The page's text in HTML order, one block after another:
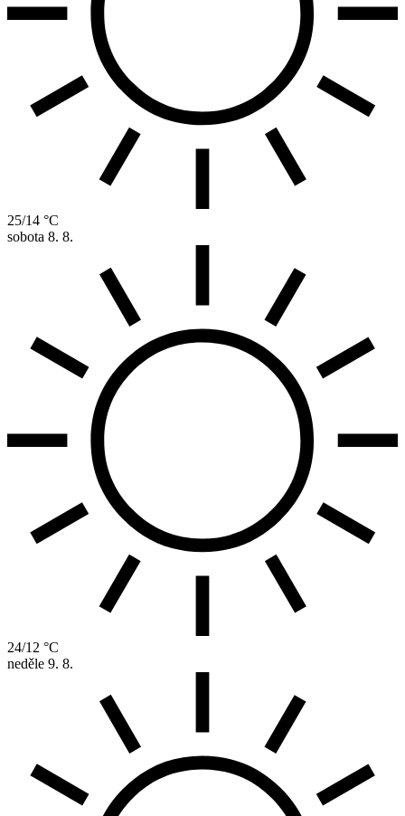
25/14 °C
sobota 8. 8.
24/12 °C
neděle 9. 8.